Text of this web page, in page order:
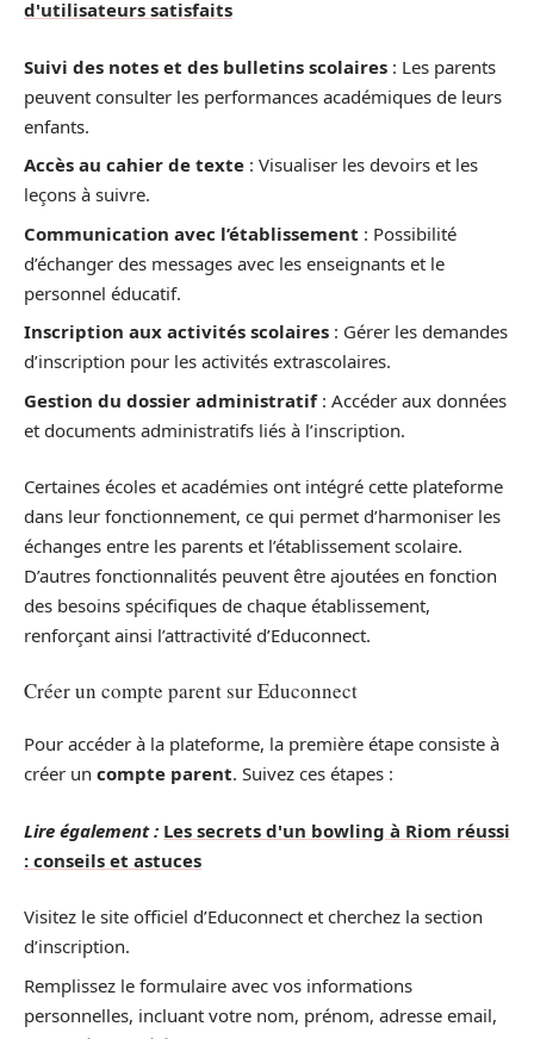
d'utilisateurs satisfaits
Suivi des notes et des bulletins scolaires : Les parents
peuvent consulter les performances académiques de leurs
enfants.
Accès au cahier de texte : Visualiser les devoirs et les
leçons à suivre.
Communication avec l’établissement : Possibilité
d’échanger des messages avec les enseignants et le
personnel éducatif.
Inscription aux activités scolaires : Gérer les demandes
d’inscription pour les activités extrascolaires.
Gestion du dossier administratif: Accéder aux données
et documents administratifs liés à l’inscription.
Certaines écoles et académies ont intégré cette plateforme
dans leur fonctionnement, ce qui permet d’harmoniser les
échanges entre les parents et l’établissement scolaire.
D’autres fonctionnalités peuvent être ajoutées en fonction
des besoins spécifiques de chaque établissement,
renforçant ainsi l’attractivité d’Educonnect.
Créer un compte parent sur Educonnect
Pour accéder à la plateforme, la première étape consiste à
créer un compte parent. Suivez ces étapes :
Lire également : Les secrets d'un bowling à Riom réussi
: conseils et astuces
Visitez le site officiel d’Educonnect et cherchez la section
d’inscription.
Remplissez le formulaire avec vos informations
personnelles, incluant votre nom, prénom, adresse email,